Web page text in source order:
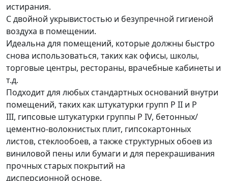
истирания.
С двойной укрывистостью и безупречной гигиеной
воздуха в помещении.
Идеальна для помещений, которые должны быстро
снова использоваться, таких как офисы, школы,
торговые центры, рестораны, врачебные кабинеты и
т.д.
Подходит для любых стандартных оснований внутри
помещений, таких как штукатурки групп P II и P
III, гипсовые штукатурки группы P IV, бетонных/
цементно-волокнистых плит, гипсокартонных
листов, стеклообоев, а также структурных обоев из
виниловой пены или бумаги и для перекрашивания
прочных старых покрытий на
дисперсионной основе.